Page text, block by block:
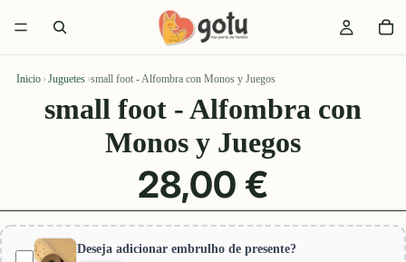
Inicio › Juguetes ›small foot - Alfombra con Monos y Juegos
small foot - Alfombra con
Monos y Juegos
28,00 €
Deseja adicionar embrulho de presente?